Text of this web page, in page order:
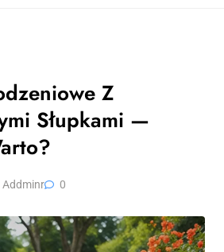
Z
Słupkami —
Addminr 0